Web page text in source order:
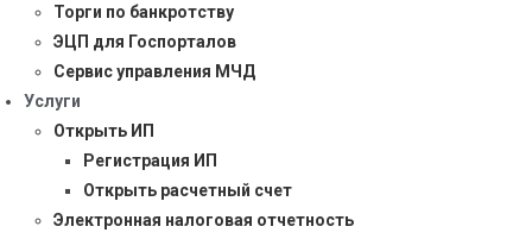
Торги по банкротству
ЭЦП для Госпорталов
Сервис управления МЧД
Услуги
Открыть ИП
Регистрация ИП
Открыть расчетный счет
Электронная налоговая отчетность